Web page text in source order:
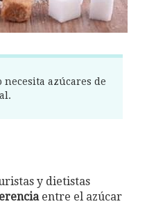
azúcares de
y dietistas
entre el azúcar